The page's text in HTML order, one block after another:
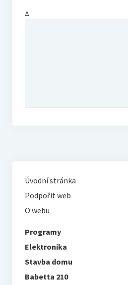
Δ
Úvodní stránka
Podpořit web
O webu
Programy
Elektronika
Stavba domu
Babetta 210